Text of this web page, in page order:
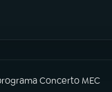
Concerto MEC